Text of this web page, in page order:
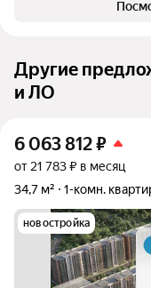
Другие
и ЛО
6 063 812₽
от 21 783 ₽ в месяц
34,7 м²
1-комн.
новостройка